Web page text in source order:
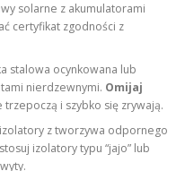
solarne z akumulatorami
certyfikat zgodności z
stalowa ocynkowana lub
nierdzewnymi. Omijaj
i szybko się zrywają.
z tworzywa odpornego
izolatory typu “jajo” lub